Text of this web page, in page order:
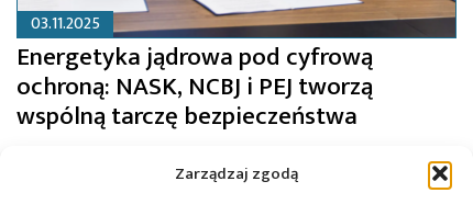
Zarządzaj zgodą
03.11.2025
Energetyka jądrowa pod cyfrową
ochroną: NASK, NCBJ i PEJ tworzą
wspólną tarczę bezpieczeństwa